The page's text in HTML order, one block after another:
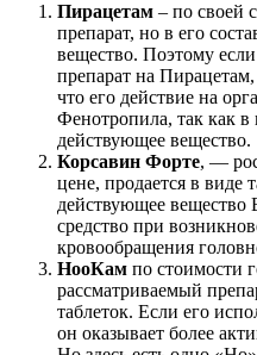
Пирацетам – по своей
препарат, но в его
вещество. Поэтому
препарат на Пирацетам,
что его действие на
Фенотропила, так как в
действующее вещество.
Корсавин Форте, —
цене, продается в виде
действующее
средство при
кровообращения
НооКам по стоимости
рассматриваемый
таблеток. Если его
он оказывает более